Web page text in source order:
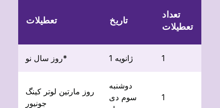
تعطیلات تاریخ
تعداد
تعطیلات
روز سال نو* 1 ژانویه 1
روز مارتین لوتر کینگ
جونیور
دوشنبه
سوم دی
1